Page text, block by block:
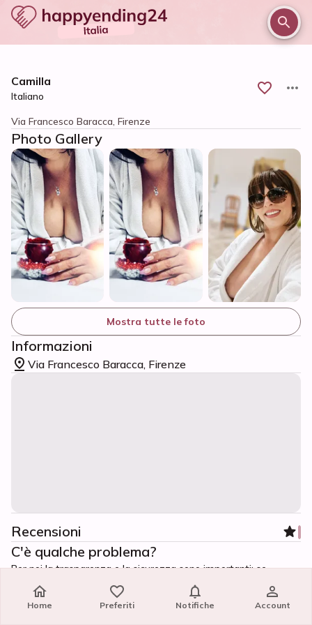
Camilla
Italiano
Via Francesco Baracca, Firenze
Photo Gallery
Mostra tutte le foto
Informazioni
Via Francesco Baracca, Firenze
Recensioni
C'è qualche problema?
Per noi la trasparenza e la sicurezza sono importanti: se
durante il contatto con il centro massaggi o durante
l'esperienza ci fossero dei problemi, avvisaci subito.
Home Preferiti Notifiche Account
Home Preferiti Notifiche Account